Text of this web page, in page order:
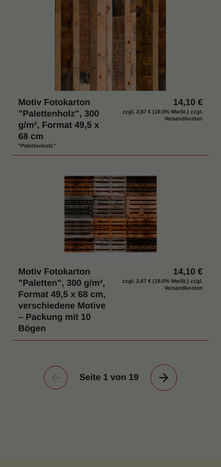
Motiv Fotokarton
"Palettenholz", 300
g/m², Format 49,5 x
68 cm
"Palettenholz"
14,10 €
zzgl. 2,67 € (19.0% MwSt.) zzgl.
Versandkosten
Motiv Fotokarton
"Paletten", 300 g/m²,
Format 49,5 x 68 cm,
verschiedene Motive
– Packung mit 10
Bögen
14,10 €
zzgl. 2,67 € (19.0% MwSt.) zzgl.
Versandkosten
Vorherige
Seite 1 von 19
Nächste